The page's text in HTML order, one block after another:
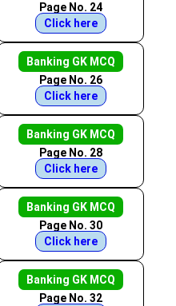
Page No. 24
Click here
Banking GK MCQ
Page No. 26
Click here
Banking GK MCQ
Page No. 28
Click here
Banking GK MCQ
Page No. 30
Click here
Banking GK MCQ
Page No. 32